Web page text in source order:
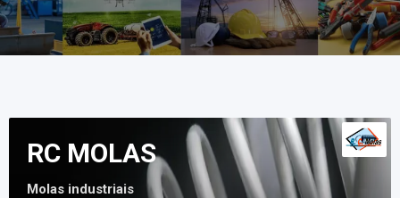
RC MOLAS
Molas industriais